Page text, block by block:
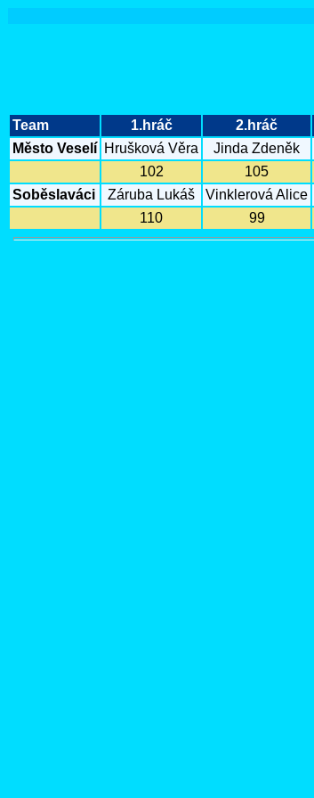
Team 1.hráč 2.hráč
Město Veselí Hrušková Věra Jinda Zdeněk
102
105
Soběslaváci
Záruba Lukáš Vinklerová Alice
110
99